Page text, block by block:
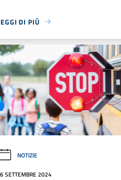
DI PIÙ
NOTIZIE
SETTEMBRE 2024